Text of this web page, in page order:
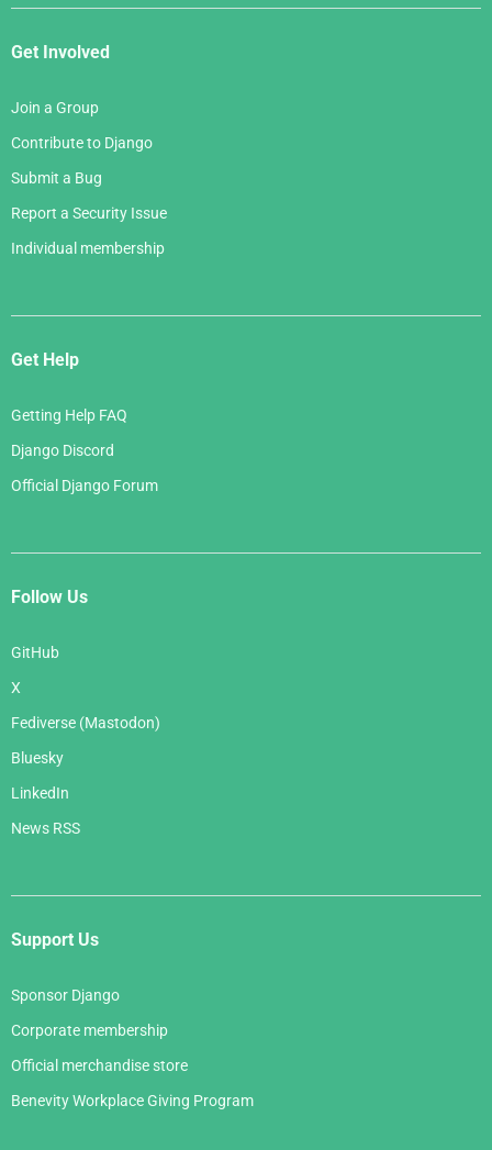
Get Involved
Join a Group
Contribute to Django
Submit a Bug
Report a Security Issue
Individual membership
Get Help
Getting Help FAQ
Django Discord
Official Django Forum
Follow Us
GitHub
X
Fediverse (Mastodon)
Bluesky
LinkedIn
News RSS
Support Us
Sponsor Django
Corporate membership
Official merchandise store
Benevity Workplace Giving Program